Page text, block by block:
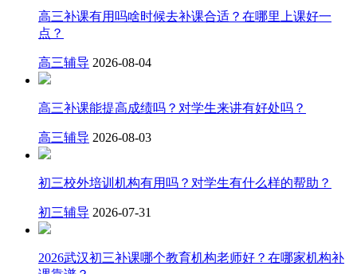
高三补课有用吗啥时候去补课合适？在哪里上课好一
点？
高三辅导 2026-08-04
高三补课能提高成绩吗？对学生来讲有好处吗？
高三辅导 2026-08-03
初三校外培训机构有用吗？对学生有什么样的帮助？
初三辅导 2026-07-31
2026武汉初三补课哪个教育机构老师好？在哪家机构补